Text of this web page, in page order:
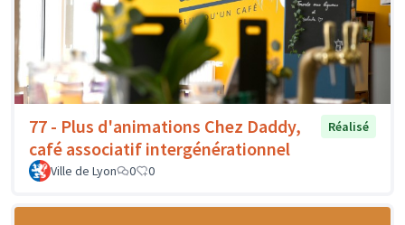
77 - Plus d'animations Chez Daddy,
café associatif intergénérationnel
Réalisé
Ville de Lyon 0 0